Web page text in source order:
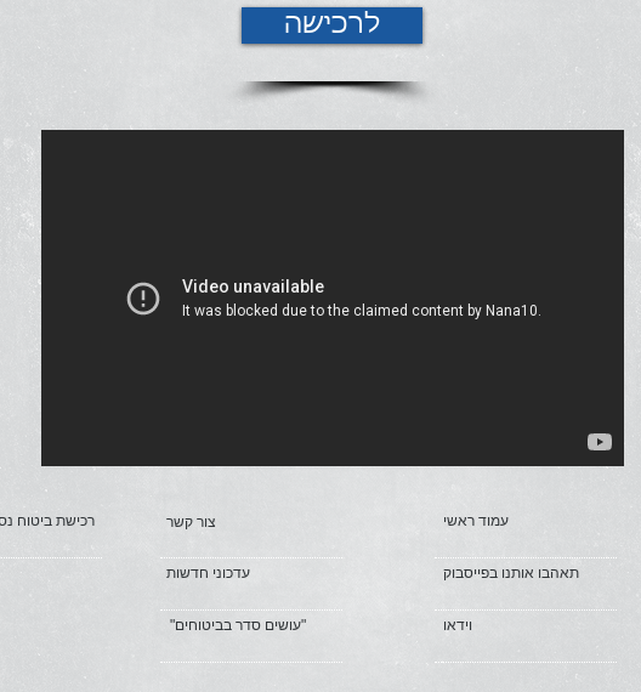
לרכישה
רכישת ביטוח צור קשר
עדכוני חדשות
"עושים סדר בביטוחים"
עמוד ראשי
תאהבו אותנו בפייסבוק
וידאו